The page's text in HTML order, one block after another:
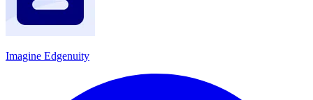
Imagine Edgenuity